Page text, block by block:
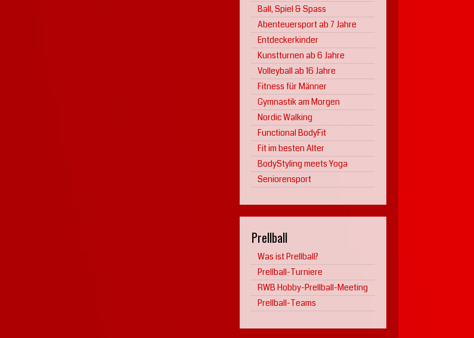
Ball, Spiel & Spass
Abenteuersport ab 7 Jahre
Entdeckerkinder
Kunstturnen ab 6 Jahre
Volleyball ab 16 Jahre
Fitness für Männer
Gymnastik am Morgen
Nordic Walking
Functional BodyFit
Fit im besten Alter
BodyStyling meets Yoga
Seniorensport
Prellball
Was ist Prellball?
Prellball-Turniere
RWB Hobby-Prellball-Meeting
Prellball-Teams